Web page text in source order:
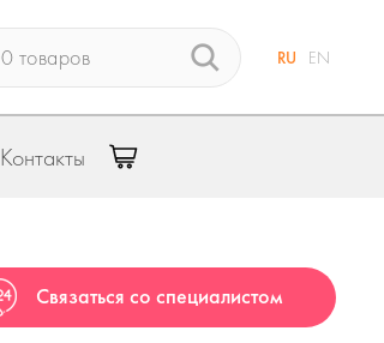
RU EN
Контакты
Связаться со специалистом